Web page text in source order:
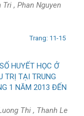
, Phan Nguyen
Trang: 11-15
HUYẾT HỌC Ở
TRỊ TẠI TRUNG
1 NĂM 2013 ĐẾN
Thi , Thanh Le